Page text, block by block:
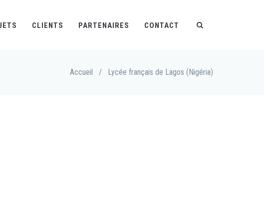
CLIENTS PARTENAIRES CONTACT
Accueil / Lycée français de Lagos (Nigéria)